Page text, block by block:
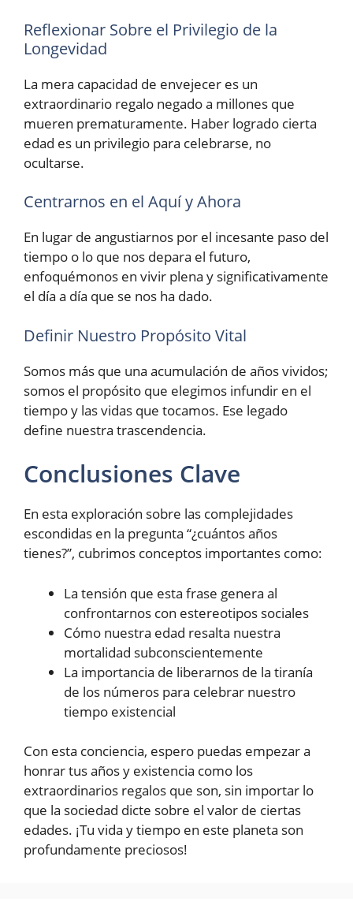
Reflexionar Sobre el Privilegio de la
Longevidad
La mera capacidad de envejecer es un
extraordinario regalo negado a millones que
mueren prematuramente. Haber logrado cierta
edad es un privilegio para celebrarse, no
ocultarse.
Centrarnos en el Aquí y Ahora
En lugar de angustiarnos por el incesante paso del
tiempo o lo que nos depara el futuro,
enfoquémonos en vivir plena y significativamente
el día a día que se nos ha dado.
Definir Nuestro Propósito Vital
Somos más que una acumulación de años vividos;
somos el propósito que elegimos infundir en el
tiempo y las vidas que tocamos. Ese legado
define nuestra trascendencia.
Conclusiones Clave
En esta exploración sobre las complejidades
escondidas en la pregunta “¿cuántos años
tienes?”, cubrimos conceptos importantes como:
La tensión que esta frase genera al
confrontarnos con estereotipos sociales
Cómo nuestra edad resalta nuestra
mortalidad subconscientemente
La importancia de liberarnos de la tiranía
de los números para celebrar nuestro
tiempo existencial
Con esta conciencia, espero puedas empezar a
honrar tus años y existencia como los
extraordinarios regalos que son, sin importar lo
que la sociedad dicte sobre el valor de ciertas
edades. ¡Tu vida y tiempo en este planeta son
profundamente preciosos!